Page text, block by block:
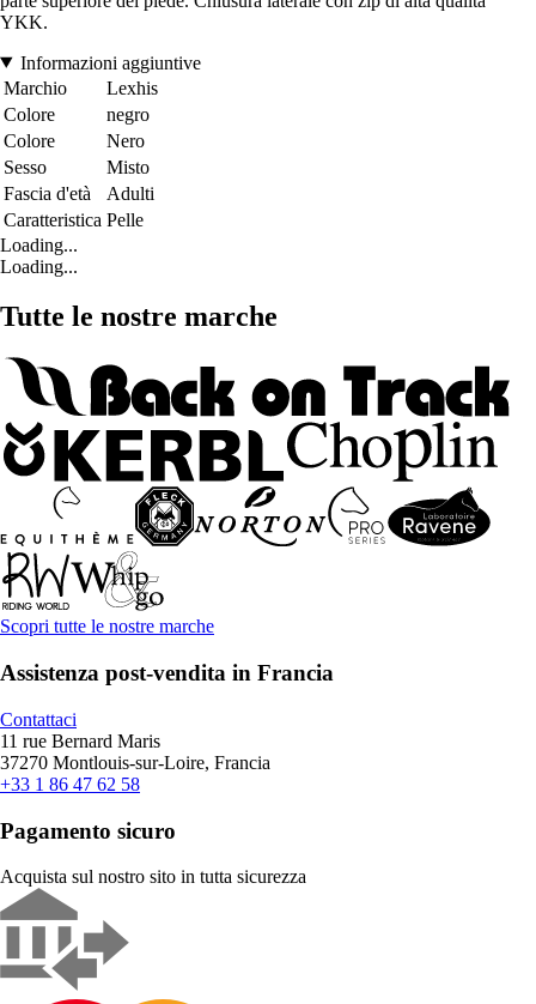
YKK.
Informazioni aggiuntive
Marchio
Lexhis
Colore
negro
Colore
Nero
Sesso
Misto
Fascia d'età
Adulti
Caratteristica Pelle
Loading...
Loading...
Tutte le nostre marche
Scopri tutte le nostre marche
Assistenza post-vendita in Francia
Contattaci
11 rue Bernard Maris
37270 Montlouis-sur-Loire, Francia
+33 1 86 47 62 58
Pagamento sicuro
Acquista sul nostro sito in tutta sicurezza